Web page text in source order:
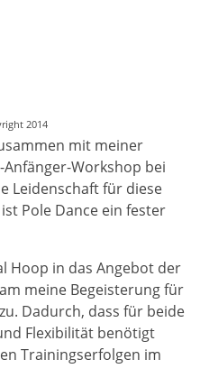
2014
mit meiner
Workshop bei
Leidenschaft für diese
Pole Dance ein fester
Hoop in das Angebot der
meine Begeisterung für
Dadurch, dass für beide
Flexibilität benötigt
Trainingserfolgen im